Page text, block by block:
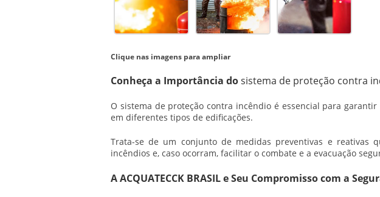
Clique nas imagens para ampliar
Conheça a Importância dosistema de proteção contra
O sistema de proteção contra incêndio é essencial para
em diferentes tipos de edificações.
Trata-se de um conjunto de medidas preventivas e reativas
incêndios e, caso ocorram, facilitar o combate e a evacuação
A ACQUATECCK BRASIL e Seu Compromisso com a